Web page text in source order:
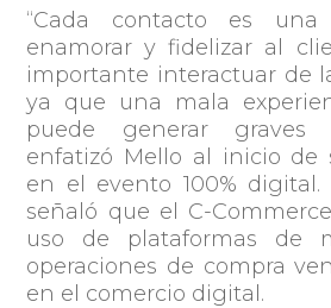
“Cada contacto es
enamorar y fidelizar al
importante interactuar de
ya que una mala
puede generar graves
enfatizó Mello al inicio de
en el evento 100% digital.
señaló que el C-
uso de plataformas de
operaciones de compra
en el comercio digital.